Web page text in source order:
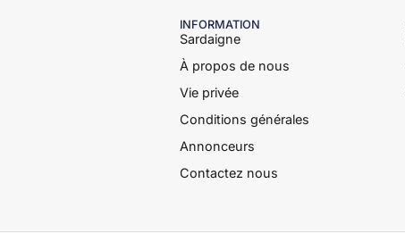
INFORMATION
Sardaigne
À propos de nous
Vie privée
Conditions générales
Annonceurs
Contactez nous